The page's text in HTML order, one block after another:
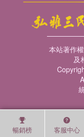
暢銷榜 客服中心
本站著作
及